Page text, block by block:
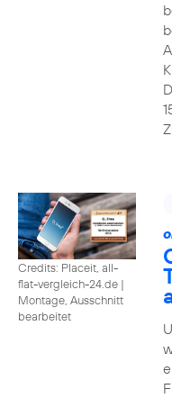
Credits: Placeit, all-
flat-vergleich-24.de |
Montage, Ausschnitt
bearbeitet